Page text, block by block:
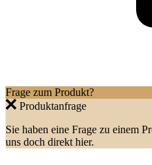
Frage zum Produkt?
Produktanfrage
Sie haben eine Frage zu einem
uns doch direkt hier.